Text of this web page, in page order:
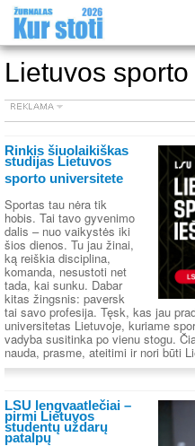
Konkursinio balo skaičiuoklė
FORUMAS Naujienos Svarbiausios
Universitetų sritis
Kolegijų sritis
Profesinių mokyklų sritis
Lietuvos
Rinkis šiuolaikiškas
studijas Lietuvos
sporto universitete
Sportas tau nėra tik
hobis. Tai tavo gyvenimo
dalis – nuo vaikystės iki
šios dienos. Tu jau žinai,
ką reiškia disciplina,
komanda, nesustoti net
tada, kai sunku. Dabar
kitas žingsnis: paversk
tai savo profesija. Tęsk, kas jau
universitetas Lietuvoje, kuriame
vadyba susitinka po vienu stogu.
nauda, prasme, ateitimi ir nori būti
LSU lengvaatlečiai –
pirmi Lietuvos
studentų uždarų
patalpų